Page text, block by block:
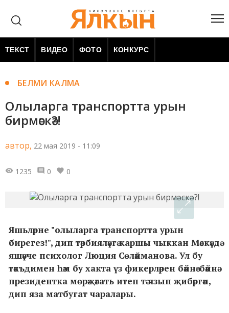
ТЕКСТ ВИДЕО ФОТО КОНКУРС
БЕЛМИ КАЛМА
Олыларга транспортта урын
бирмәскә?!
автор, 22 мая 2019 - 11:09
1235 0 0
Яшьләрне "олыларга транспортта урын
бирегез!", дип тәрбияләүгә каршы чыккан Мәскәүдә
яшәүче психолог Люция Сөләйманова. Ул бу
тәкъдимен һәм бу хакта үз фикерләрен бәйнә-бәйнә
президентка мөрәҗәгать итеп тә язып җибәргән,
дип яза матбугат чаралары.